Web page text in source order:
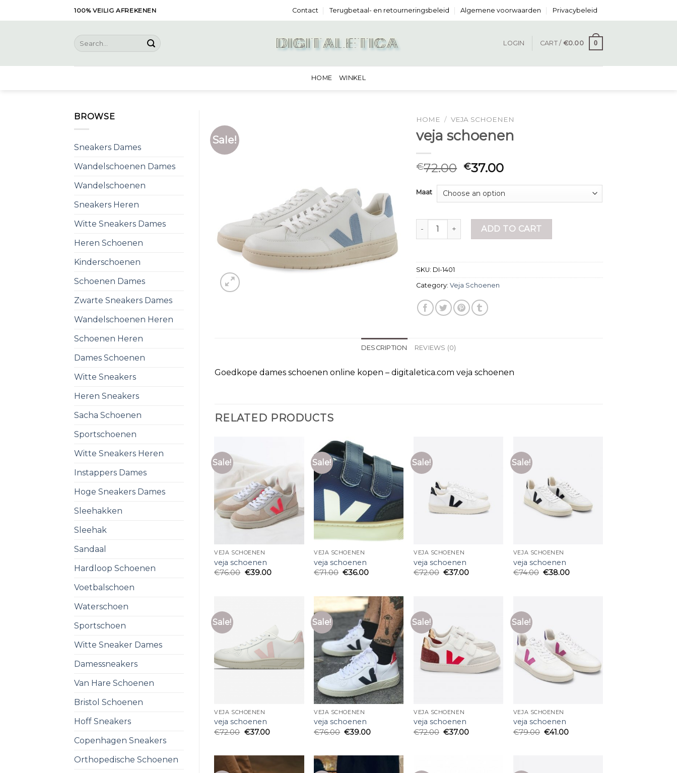
to
100% VEILIG AFREKENEN Contact Terugbetaal- en retourneringsbeleid Algemene voorwaarden Privacybeleid
Search
for:
LOGIN CART / €0.00 0
HOME WINKEL
BROWSE
Sneakers Dames
Wandelschoenen Dames
Wandelschoenen
Sneakers Heren
Witte Sneakers Dames
Heren Schoenen
Kinderschoenen
Schoenen Dames
Zwarte Sneakers Dames
Wandelschoenen Heren
Schoenen Heren
Dames Schoenen
Witte Sneakers
Heren Sneakers
Sacha Schoenen
Sportschoenen
Witte Sneakers Heren
Instappers Dames
Hoge Sneakers Dames
Sleehakken
Sleehak
Sandaal
Hardloop Schoenen
Voetbalschoen
Waterschoen
Sportschoen
Witte Sneaker Dames
Damessneakers
Van Hare Schoenen
Bristol Schoenen
Hoff Sneakers
Copenhagen Sneakers
Orthopedische Schoenen
Sale!
HOME / VEJA SCHOENEN
veja schoenen
€72.00 €37.00
Maat
veja schoenen quantityADD TO CART
SKU: DI-1401
Category:Veja Schoenen
DESCRIPTION REVIEWS (0)
Goedkope dames schoenen online kopen – digitaletica.com veja schoenen
RELATED PRODUCTS
Sale!
VEJA SCHOENEN
veja schoenen
€76.00 €39.00
Sale!
VEJA SCHOENEN
veja schoenen
€71.00 €36.00
Sale!
VEJA SCHOENEN
veja schoenen
€72.00 €37.00
Sale!
VEJA SCHOENEN
veja schoenen
€74.00 €38.00
Sale!
VEJA SCHOENEN
veja schoenen
€72.00 €37.00
Sale!
VEJA SCHOENEN
veja schoenen
€76.00 €39.00
Sale!
VEJA SCHOENEN
veja schoenen
€72.00 €37.00
Sale!
VEJA SCHOENEN
veja schoenen
€79.00 €41.00